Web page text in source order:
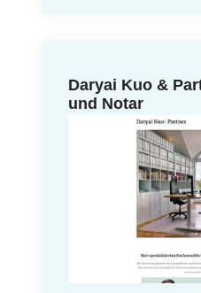
Daryai Kuo &
und Notar